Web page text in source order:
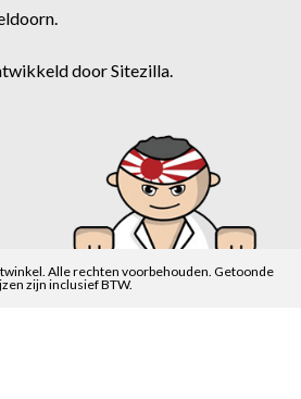
doorSitezilla.
Alle rechten voorbehouden. Getoonde
zijn inclusief BTW.